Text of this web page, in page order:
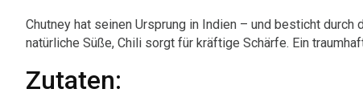
Chutney hat seinen Ursprung in Indien – und besticht
natürliche Süße, Chili sorgt für kräftige Schärfe. Ein
Zutaten: